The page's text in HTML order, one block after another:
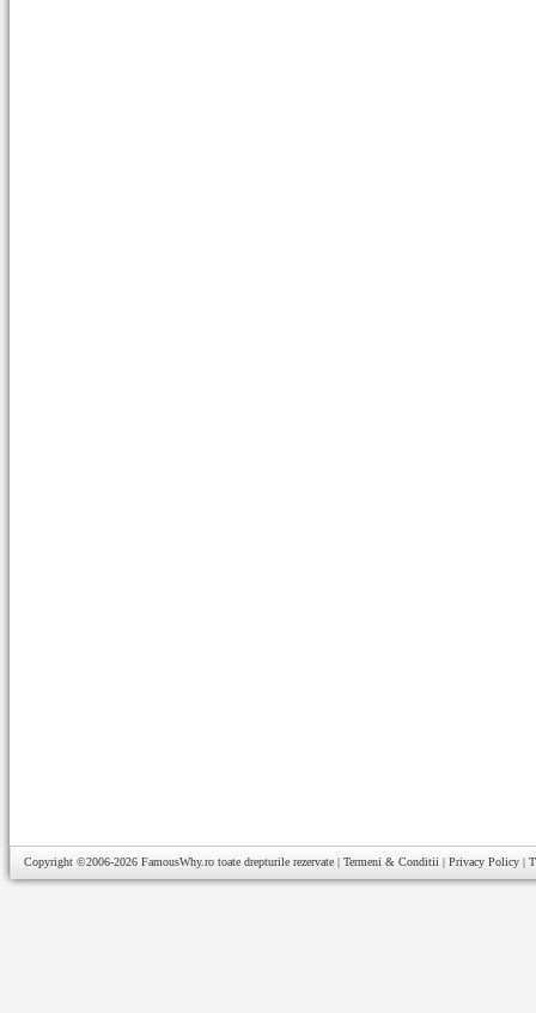
Copyright ©2006-2026 FamousWhy.ro toate drepturile rezervate | Termeni & Conditii | Privacy Policy |